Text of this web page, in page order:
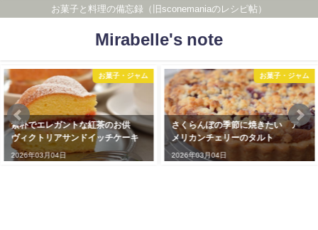
お菓子と料理の備忘録（旧sconemaniaのレシピ帖）
Mirabelle's note
お菓子・ジャム
さくらんぼの季節に焼きたい ア
メリカンチェリーのタルト
2026年03月04日
スコーン
保存版 基本のプレーンスコーン
＆人気のスコーンレシピ５選
2026年04月28日